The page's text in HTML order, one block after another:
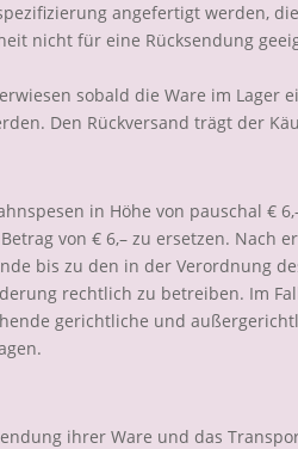
angefertigt werden,
nicht für eine Rücksendung
sobald die Ware im Lager
Den Rückversand trägt der
in Höhe von pauschal €
von € 6,– zu ersetzen. Nach
bis zu den in der Verordnung
rechtlich zu betreiben. Im
gerichtliche und
ihrer Ware und das